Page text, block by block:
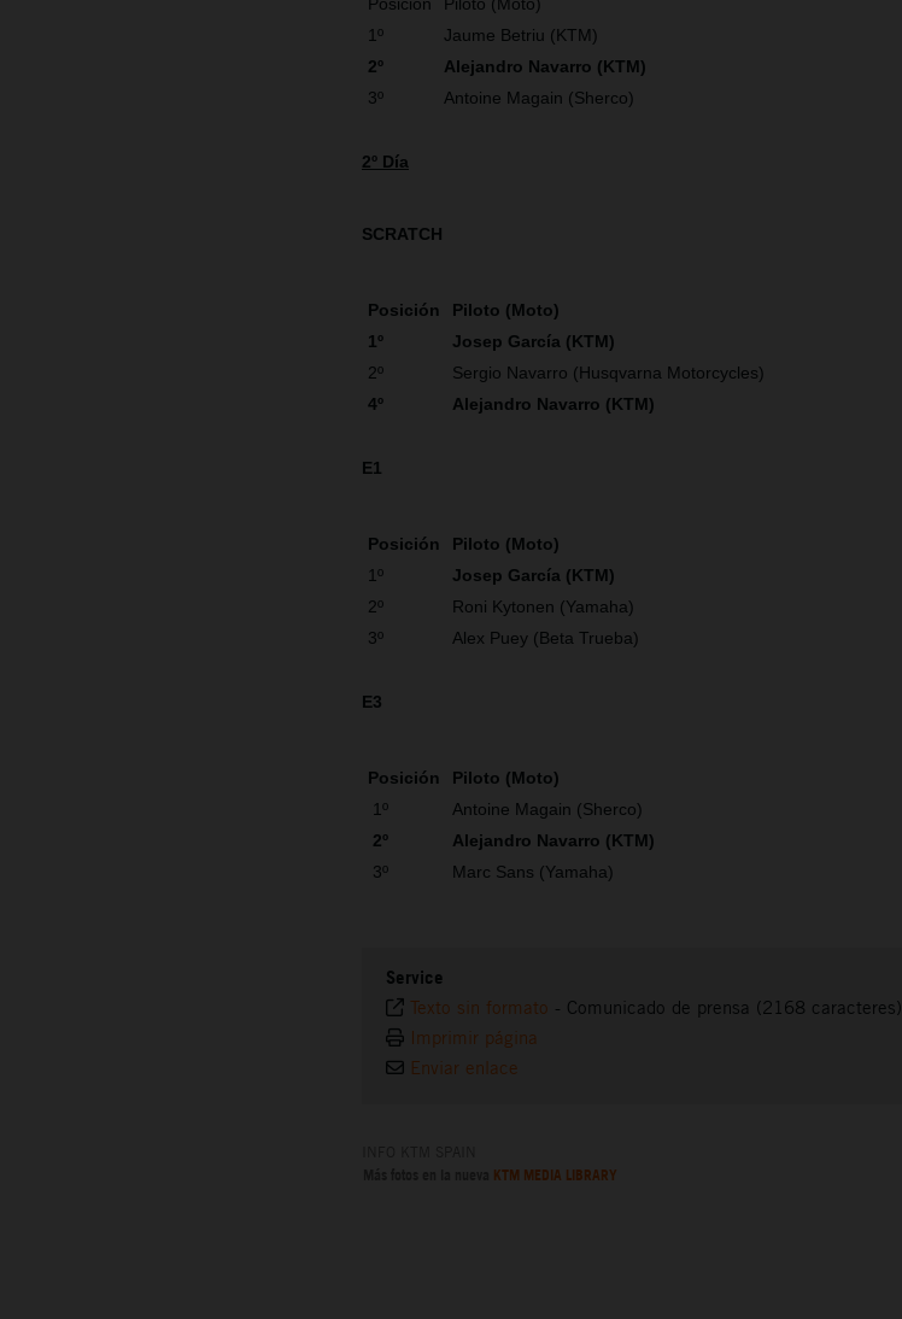
Posición
Piloto (Moto)
1º
Jaume Betriu (KTM)
2º
Alejandro Navarro (KTM)
3º
Antoine Magain (Sherco)
2º Día
SCRATCH
Posición
Piloto (Moto)
1º
Josep García (KTM)
2º
Sergio Navarro (Husqvarna Motorcycles)
4º
Alejandro Navarro (KTM)
E1
Posición
Piloto (Moto)
1º
Josep García (KTM)
2º
Roni Kytonen (Yamaha)
3º
Alex Puey (Beta Trueba)
E3
Posición
Piloto (Moto)
1º
Antoine Magain (Sherco)
2º
Alejandro Navarro (KTM)
3º
Marc Sans (Yamaha)
Service
Texto sin formato - Comunicado de prensa (2168 caracteres)
Imprimir página
Enviar enlace
KTM MEDIA LIBRARY